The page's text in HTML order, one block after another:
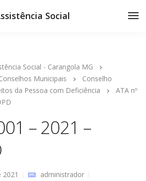
Social
Social - Carangola MG
Municipais
Conselho
da Pessoa com Deficiência
ATA nº
– 2021 –
administrador